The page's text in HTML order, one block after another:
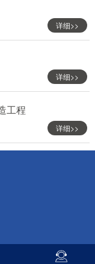
详细>>
详细>>
工程
详细>>